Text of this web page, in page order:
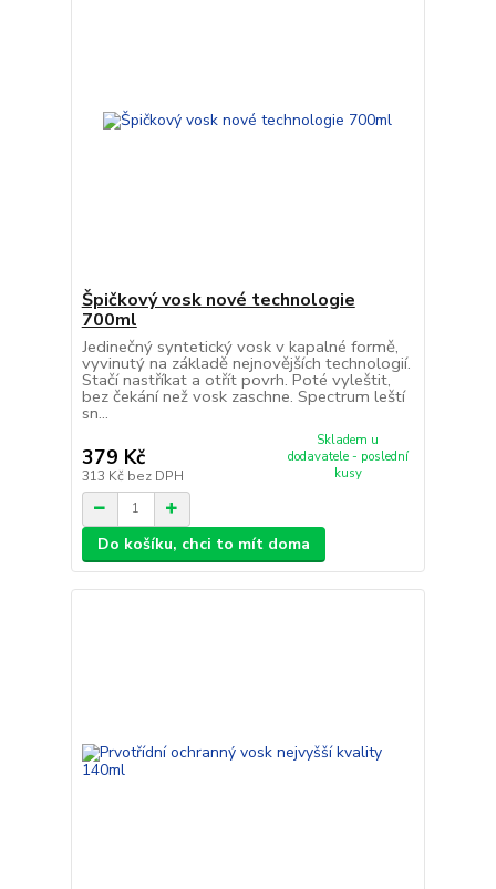
Špičkový vosk nové technologie
700ml
Jedinečný syntetický vosk v kapalné formě,
vyvinutý na základě nejnovějších technologií.
Stačí nastříkat a otřít povrh. Poté vyleštit,
bez čekání než vosk zaschne. Spectrum leští
sn...
379 Kč
313 Kč bez DPH
Skladem u
dodavatele - poslední
kusy
Do košíku, chci to mít doma